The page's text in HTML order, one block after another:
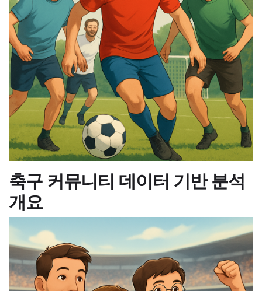
축구 커뮤니티 데이터 기반 분석
개요